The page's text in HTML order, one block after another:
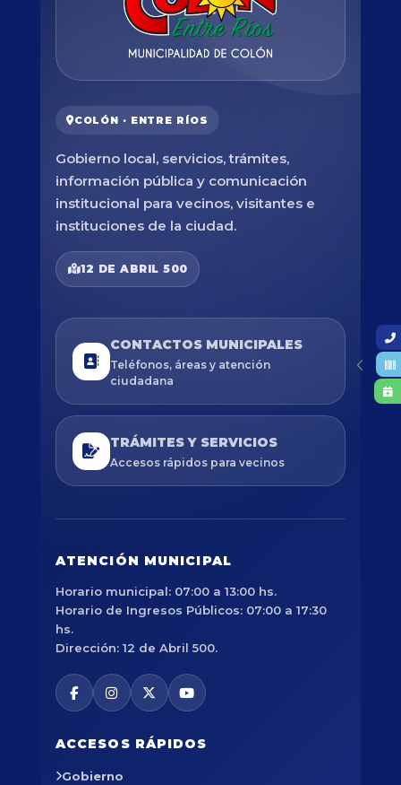
COLÓN · ENTRE RÍOS
Gobierno local, servicios, trámites,
información pública y comunicación
institucional para vecinos, visitantes e
instituciones de la ciudad.
12 DE ABRIL 500
CONTACTOS MUNICIPALES
Teléfonos, áreas y atención
ciudadana
TRÁMITES Y SERVICIOS
Accesos rápidos para vecinos
ATENCIÓN MUNICIPAL
Horario municipal: 07:00 a 13:00 hs.
Horario de Ingresos Públicos: 07:00 a 17:30
hs.
Dirección: 12 de Abril 500.
ACCESOS RÁPIDOS
Gobierno